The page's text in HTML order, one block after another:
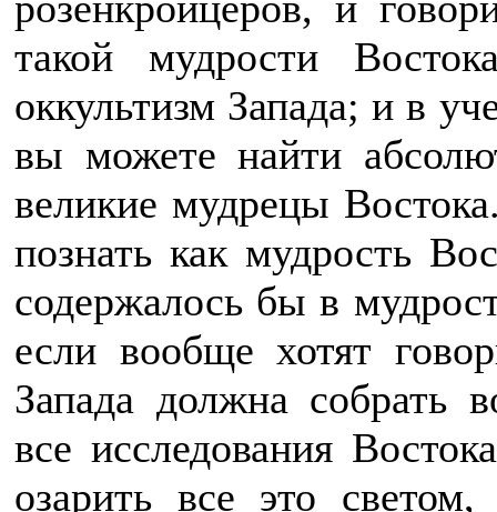
такой мудрости
оккультизм Запада; и в
вы можете найти
великие мудрецы
познать как мудрость
содержалось бы в
если вообще хотят
Запада должна собрать
все исследования
озарить все это